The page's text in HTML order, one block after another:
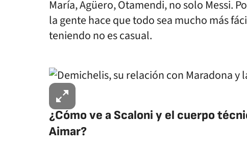
María, Agüero, Otamendi, no solo Messi.
la gente hace que todo sea mucho más
teniendo no es casual.
¿Cómo ve a Scaloni y el cuerpo
Aimar?